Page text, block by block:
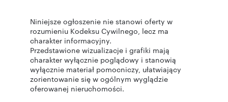
Niniejsze ogłoszenie nie stanowi oferty w
rozumieniu Kodeksu Cywilnego, lecz ma
charakter informacyjny.
Przedstawione wizualizacje i grafiki mają
charakter wyłącznie poglądowy i stanowią
wyłącznie materiał pomocniczy, ułatwiający
zorientowanie się w ogólnym wyglądzie
oferowanej nieruchomości.